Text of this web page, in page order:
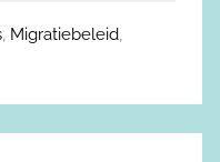
, Migratiebeleid,